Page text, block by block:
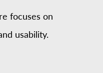
focuses on
usability.